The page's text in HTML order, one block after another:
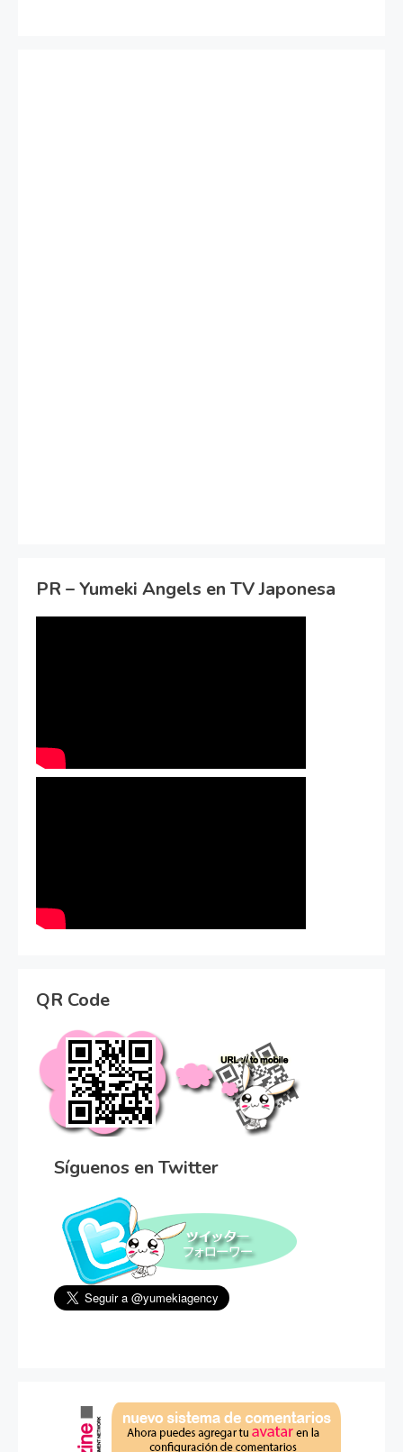
PR – Yumeki Angels en TV Japonesa
QR Code
Síguenos en Twitter